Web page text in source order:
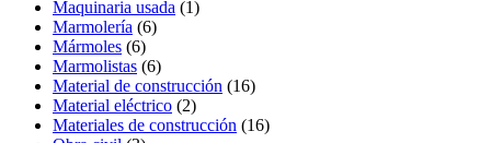
Maquinaria usada (1)
Marmolería (6)
Mármoles (6)
Marmolistas (6)
Material de construcción (16)
Material eléctrico (2)
Materiales de construcción (16)